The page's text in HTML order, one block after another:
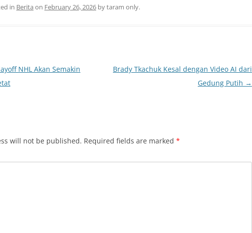
in Berita on February 26, 2026 bytaram only.
NHL Akan Semakin
Brady Tkachuk Kesal dengan Video AI dari
Gedung Putih →
will not be published. Required fields are marked *